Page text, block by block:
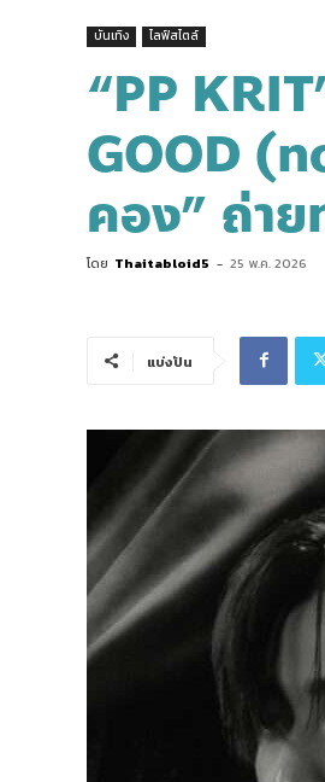
บันเทิง ไลฟ์สไตล์
“PP
GOOD
คอง” ถ่า
โดย Thaitabloid5 - 25 พ.ค. 2026
แบ่งปัน